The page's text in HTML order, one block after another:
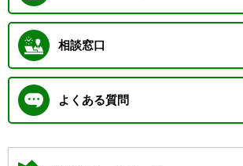
相談窓口
よくある質問